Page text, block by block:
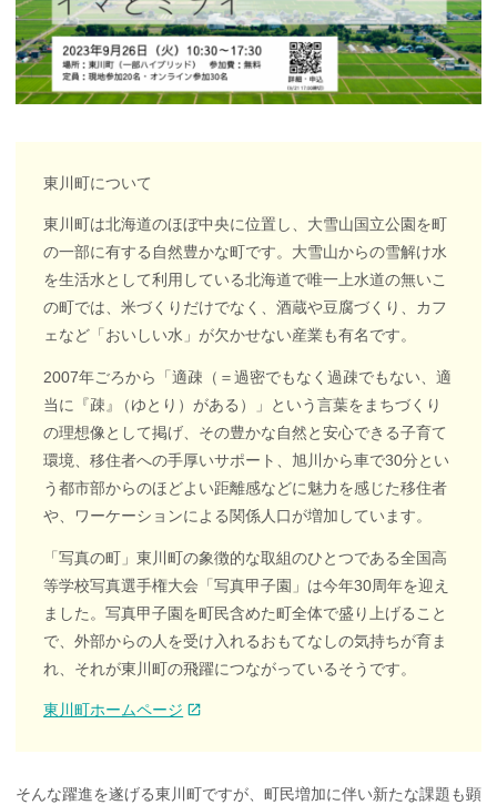
東川町について
東川町は北海道のほぼ中央に位置し、大雪山国立公園を町
の一部に有する自然豊かな町です。大雪山からの雪解け水
を生活水として利用している北海道で唯一上水道の無いこ
の町では、米づくりだけでなく、酒蔵や豆腐づくり、カフ
ェなど「おいしい水」が欠かせない産業も有名です。
2007年ごろから「適疎（＝過密でもなく過疎でもない、適
当に『疎 』 （ゆとり）がある）
」という言葉をまちづくり
の理想像として掲げ、その豊かな自然と安心できる子育て
環境、移住者への手厚いサポート、旭川から車で30分とい
う都市部からのほどよい距離感などに魅力を感じた移住者
や、ワーケーションによる関係人口が増加しています。
「写真の町」東川町の象徴的な取組のひとつである全国高
等学校写真選手権大会「写真甲子園」は今年30周年を迎え
ました。写真甲子園を町民含めた町全体で盛り上げること
で、外部からの人を受け入れるおもてなしの気持ちが育ま
れ、それが東川町の飛躍につながっているそうです。
東川町ホームページ
そんな躍進を遂げる東川町ですが、町民増加に伴い新たな課題も顕